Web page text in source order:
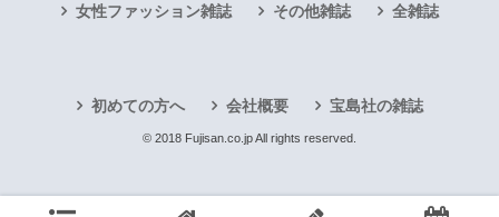
女性ファッション雑誌 その他雑誌 全雑誌
初めての方へ 会社概要 宝島社の雑誌
© 2018 Fujisan.co.jp All rights reserved.